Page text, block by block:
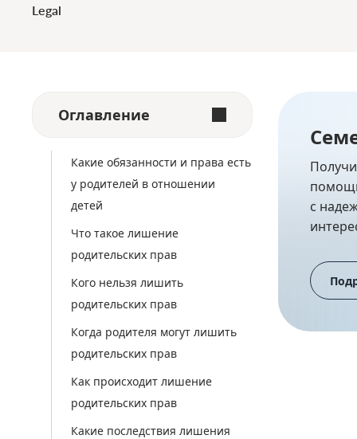
Legal
Оглавление
Какие обязанности и права есть
у родителей в отношении
детей
Что такое лишение
родительских прав
Кого нельзя лишить
родительских прав
Когда родителя могут лишить
родительских прав
Как происходит лишение
родительских прав
Какие последствия лишения
с